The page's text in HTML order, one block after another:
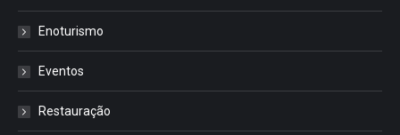
Enoturismo
Eventos
Restauração